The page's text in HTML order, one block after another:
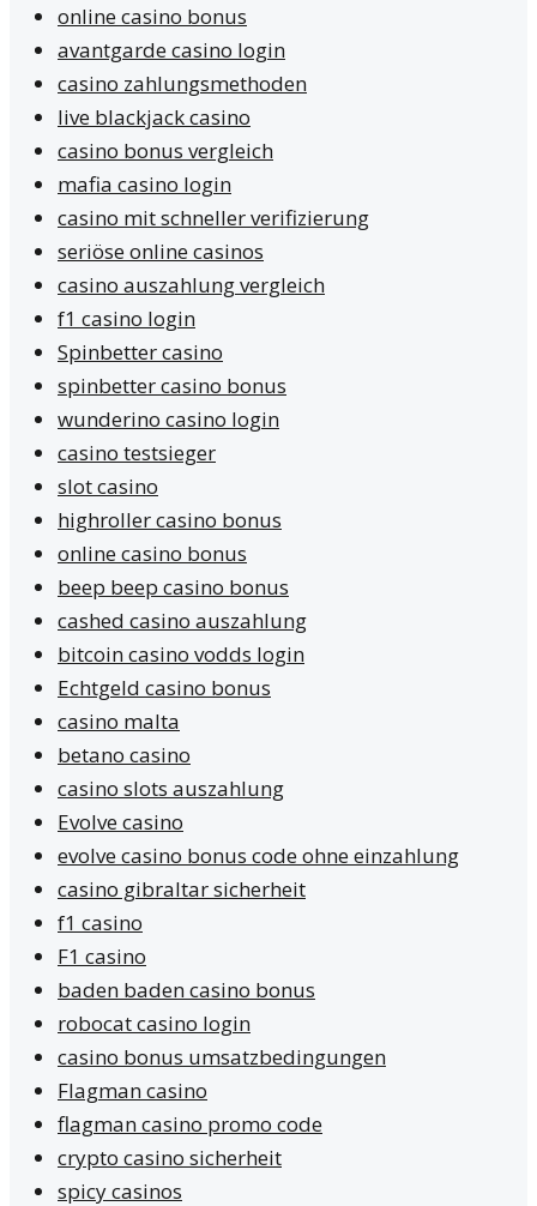
online casino bonus
avantgarde casino login
casino zahlungsmethoden
live blackjack casino
casino bonus vergleich
mafia casino login
casino mit schneller verifizierung
seriöse online casinos
casino auszahlung vergleich
f1 casino login
Spinbetter casino
spinbetter casino bonus
wunderino casino login
casino testsieger
slot casino
highroller casino bonus
online casino bonus
beep beep casino bonus
cashed casino auszahlung
bitcoin casino vodds login
Echtgeld casino bonus
casino malta
betano casino
casino slots auszahlung
Evolve casino
evolve casino bonus code ohne einzahlung
casino gibraltar sicherheit
f1 casino
F1 casino
baden baden casino bonus
robocat casino login
casino bonus umsatzbedingungen
Flagman casino
flagman casino promo code
crypto casino sicherheit
spicy casinos